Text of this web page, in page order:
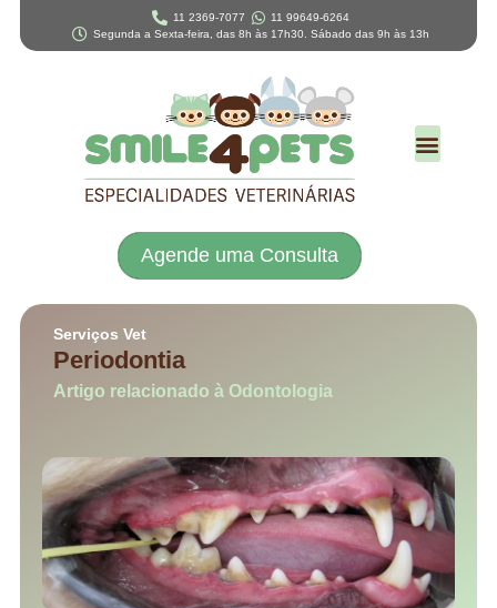
11 2369-7077
11 99649-6264
Segunda a Sexta-feira, das 8h às 17h30. Sábado das 9h às 13h
Agende uma Consulta
Serviços Vet
Periodontia
Artigo relacionado à Odontologia